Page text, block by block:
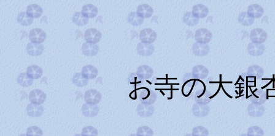
お寺の大銀